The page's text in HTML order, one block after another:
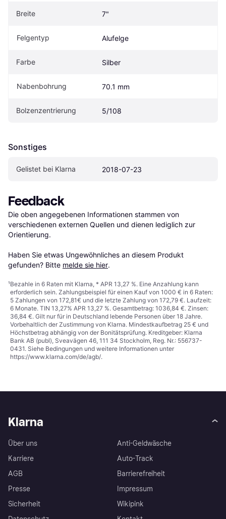
Breite 7"
Felgentyp Alufelge
Farbe Silber
Nabenbohrung 70.1 mm
Bolzenzentrierung 5/108
Sonstiges
Gelistet bei Klarna 2018-07-23
Feedback
Die oben angegebenen Informationen stammen von
verschiedenen externen Quellen und dienen lediglich zur
Orientierung.
Haben Sie etwas Ungewöhnliches an diesem Produkt
gefunden? Bitte melde sie hier.
¹Bezahle in 6 Raten mit Klarna, * APR 13,27 %. Eine Anzahlung kann
erforderlich sein. Zahlungsbeispiel für einen Kauf von 1000 € in 6 Raten:
5 Zahlungen von 172,81€ und die letzte Zahlung von 172,79 €. Laufzeit:
6 Monate. TIN 13,27% APR 13,27 %. Gesamtbetrag: 1036,84 €. Zinsen:
36,84 €. Gilt nur für in Deutschland lebende Personen über 18 Jahre.
Vorbehaltlich der Zustimmung von Klarna. Mindestkaufbetrag 25 € und
Höchstbetrag abhängig von der Bonitätsprüfung. Kreditgeber: Klarna
Bank AB (publ), Sveavägen 46, 111 34 Stockholm, Reg. Nr.: 556737-
0431. Siehe Bedingungen und weitere Informationen unter
https://www.klarna.com/de/agb/.
Klarna
Über uns
Karriere
AGB
Presse
Sicherheit
Anti-Geldwäsche
Auto-Track
Barrierefreiheit
Impressum
Wikipink